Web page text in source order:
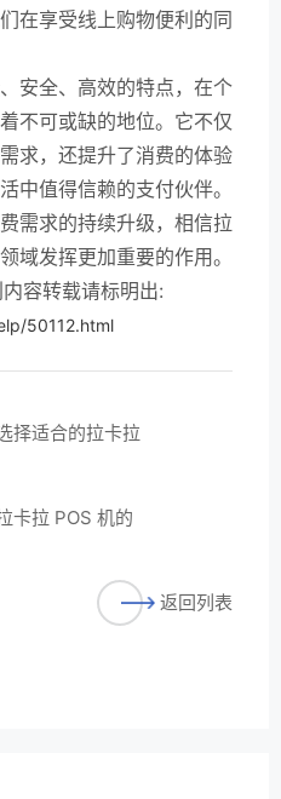
在享受线上购物便利的同
安全、高效的特点，在个
不可或缺的地位。它不仅
求，还提升了消费的体验
中值得信赖的支付伙伴。
需求的持续升级，相信拉
域发挥更加重要的作用。
容转载请标明出:
50112.html
择适合的拉卡拉
卡拉 POS 机的
返回列表